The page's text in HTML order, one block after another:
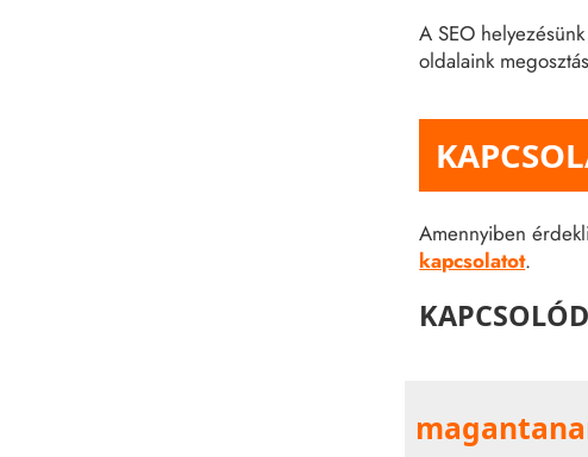
A SEO
oldalaink
Amennyiben
kapcsolatot.